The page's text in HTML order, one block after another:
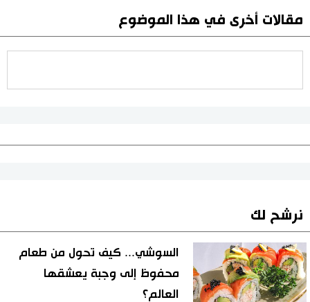
مقالات أخرى في هذا الموضوع
نرشح لك
السوشي... كيف تحول من طعام
محفوظ إلى وجبة يعشقها
العالم؟